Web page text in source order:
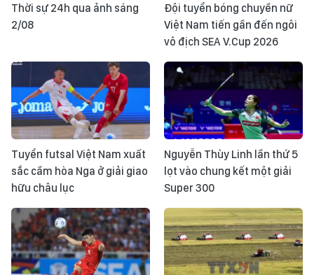
Thời sự 24h qua ảnh sáng
2/08
Đội tuyển bóng chuyền nữ
Việt Nam tiến gần đến ngôi
vô địch SEA V.Cup 2026
Tuyển futsal Việt Nam xuất
sắc cầm hòa Nga ở giải giao
hữu châu lục
Nguyễn Thùy Linh lần thứ 5
lọt vào chung kết một giải
Super 300